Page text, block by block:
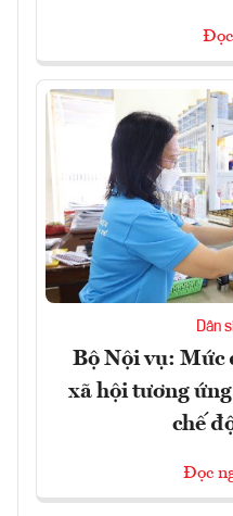
Dân
Bộ Nội vụ: Mức
xã hội tương
chế
Đọc